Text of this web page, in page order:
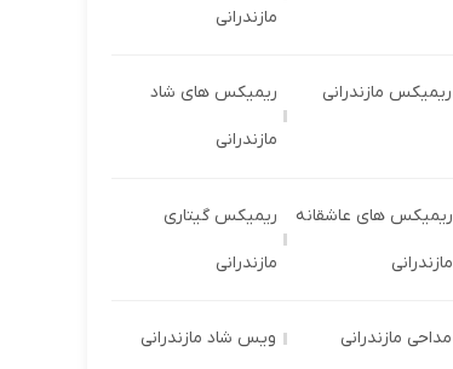
مازندرانی
ریمیکس مازندرانی ریمیکس های شاد
مازندرانی
ریمیکس های عاشقانه
مازندرانی
ریمیکس گیتاری
مازندرانی
مداحی مازندرانی ویس شاد مازندرانی